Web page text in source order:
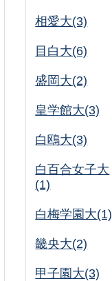
相愛大(3)
目白大(6)
盛岡大(2)
皇学館大(3)
白鴎大(3)
白百合女子大
(1)
白梅学園大(1)
畿央大(2)
甲子園大(3)